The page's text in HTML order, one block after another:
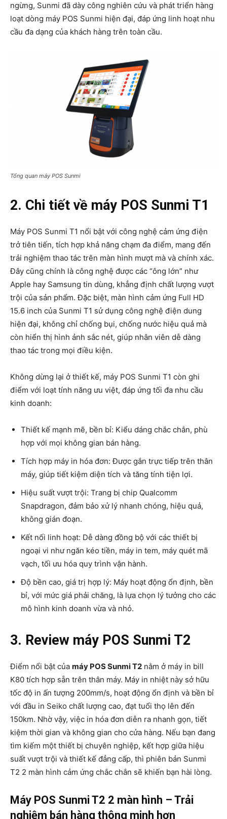
ngừng, Sunmi đã dày công nghiên cứu và phát triển hàng
loạt dòng máy POS Sunmi hiện đại, đáp ứng linh hoạt nhu
cầu đa dạng của khách hàng trên toàn cầu.
Tổng quan máy POS Sunmi
2. Chi tiết về máy POS Sunmi T1
Máy POS Sunmi T1 nổi bật với công nghệ cảm ứng điện
trở tiên tiến, tích hợp khả năng chạm đa điểm, mang đến
trải nghiệm thao tác trên màn hình mượt mà và chính xác.
Đây cũng chính là công nghệ được các “ông lớn” như
Apple hay Samsung tin dùng, khẳng định chất lượng vượt
trội của sản phẩm. Đặc biệt, màn hình cảm ứng Full HD
15.6 inch của Sunmi T1 sử dụng công nghệ điện dung
hiện đại, không chỉ chống bụi, chống nước hiệu quả mà
còn hiển thị hình ảnh sắc nét, giúp nhân viên dễ dàng
thao tác trong mọi điều kiện.
Không dừng lại ở thiết kế, máy POS Sunmi T1 còn ghi
điểm với loạt tính năng ưu việt, đáp ứng tối đa nhu cầu
kinh doanh:
Thiết kế mạnh mẽ, bền bỉ: Kiểu dáng chắc chắn, phù
hợp với mọi không gian bán hàng.
Tích hợp máy in hóa đơn: Được gắn trực tiếp trên thân
máy, giúp tiết kiệm diện tích và tăng tính tiện lợi.
Hiệu suất vượt trội: Trang bị chip Qualcomm
Snapdragon, đảm bảo xử lý nhanh chóng, hiệu quả,
không gián đoạn.
Kết nối linh hoạt: Dễ dàng đồng bộ với các thiết bị
ngoại vi như ngăn kéo tiền, máy in tem, máy quét mã
vạch, tối ưu hóa quy trình vận hành.
Độ bền cao, giá trị hợp lý: Máy hoạt động ổn định, bền
bỉ, với mức giá phải chăng, là lựa chọn lý tưởng cho các
mô hình kinh doanh vừa và nhỏ.
3. Review máy POS Sunmi T2
Điểm nổi bật của máy POS Sunmi T2 nằm ở máy in bill
K80 tích hợp sẵn trên thân máy. Máy in nhiệt này sở hữu
tốc độ in ấn tượng 200mm/s, hoạt động ổn định và bền bỉ
với đầu in Seiko chất lượng cao, đạt tuổi thọ lên đến
150km. Nhờ vậy, việc in hóa đơn diễn ra nhanh gọn, tiết
kiệm thời gian và không gian cho cửa hàng. Nếu bạn đang
tìm kiếm một thiết bị chuyên nghiệp, kết hợp giữa hiệu
suất vượt trội và thiết kế đẳng cấp, thì phiên bản Sunmi
T2 2 màn hình cảm ứng chắc chắn sẽ khiến bạn hài lòng.
Máy POS Sunmi T2 2 màn hình – Trải
nghiệm bán hàng thông minh hơn